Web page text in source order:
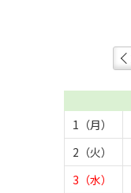
1（月）
2（火）
3（水）